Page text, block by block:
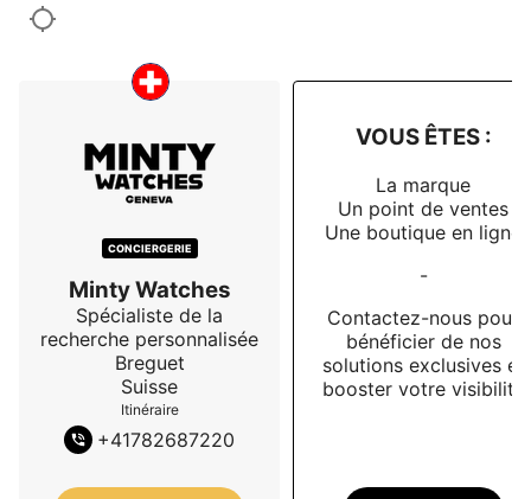
CONCIERGERIE
Minty Watches
Spécialiste de la
recherche personnalisée
Breguet
Suisse
Itinéraire
+41782687220
VOUS ÊTES :
La marque
Un point de ventes
Une boutique en ligne
-
Contactez-nous pour
bénéficier de nos
solutions exclusives et
booster votre visibilité